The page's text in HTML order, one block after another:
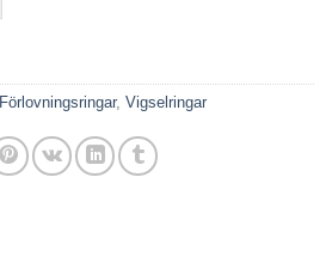
Förlovningsringar, Vigselringar